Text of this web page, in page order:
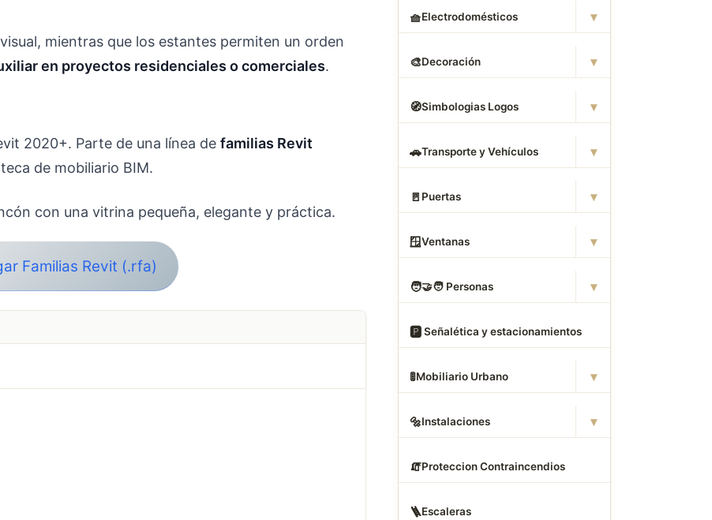
mientras que los estantes permiten un orden
en proyectos residenciales o comerciales.
2020+. Parte de una línea de familias Revit
de mobiliario BIM.
con una vitrina pequeña, elegante y práctica.
Familias Revit (.rfa)
🧺Electrodomésticos ▾
🎨Decoración ▾
🧭Simbologias Logos ▾
🚗Transporte y Vehículos ▾
🚪 Puertas ▾
🪟Ventanas ▾
🧑‍🤝‍🧑 Personas ▾
🅿️ Señalética y estacionamientos
🚦Mobiliario Urbano ▾
🔩Instalaciones ▾
🧯Proteccion Contraincendios
🪜Escaleras